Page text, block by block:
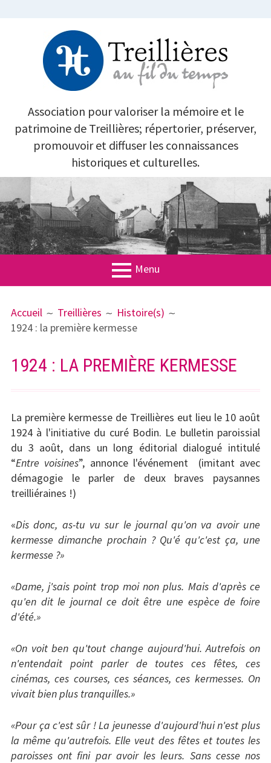
TREILLIÈRES AU FIL DU TEMPS
Association pour valoriser la mémoire et le
patrimoine de Treillières; répertorier, préserver,
promouvoir et diffuser les connaissances
historiques et culturelles.
Menu
PRINCIPAL
Agenda
Associatio
Ateliers
Treillières
Géographi
Histoire(s)
Mémorial
Contacts
Liens
Archive
D'ARIANE
Accueil Treillières
Histoire(s)
1924 : la première kermesse
1924 : LA PREMIÈRE KERMESSE
La première kermesse de Treillières eut lieu le 10 août
1924 à l'initiative du curé Bodin. Le bulletin paroissial
du 3 août, dans un long éditorial dialogué intitulé
“Entre voisines”, annonce l'événement (imitant avec
démagogie le parler de deux braves paysannes
treilliéraines !)
«Dis donc, as-tu vu sur le journal qu'on va avoir une
kermesse dimanche prochain ? Qu'é qu'c'est ça, une
kermesse ?»
«Dame, j'sais point trop moi non plus. Mais d'après ce
qu'en dit le journal ce doit être une espèce de foire
d'été.»
«On voit ben qu'tout change aujourd'hui. Autrefois on
n'entendait point parler de toutes ces fêtes, ces
cinémas, ces courses, ces séances, ces kermesses. On
vivait bien plus tranquilles.»
«Pour ça c'est sûr ! La jeunesse d'aujourd'hui n'est plus
la même qu'autrefois. Elle veut des fêtes et toutes les
paroisses ont fini par avoir les leurs. Sans cesse nos